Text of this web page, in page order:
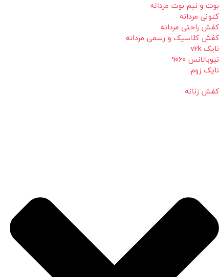
بوت و نیم بوت مردانه
کتونی مردانه
کفش راحتی مردانه
کفش کلاسیک و رسمی مردانه
نایک v2k
نیوبالانس 9060
نایک زوم
کفش زنانه